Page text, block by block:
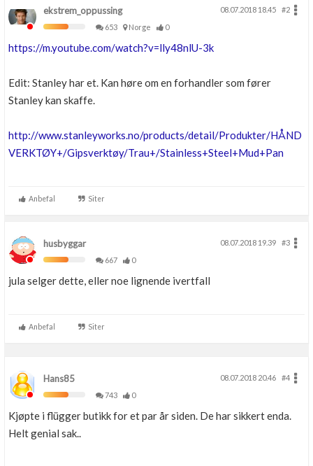
ekstrem_oppussing 08.07.2018 18.45
#2
653
Norge 0
https://m.youtube.com/watch?v=lly48nlU-3k
Edit: Stanley har et. Kan høre om en forhandler som fører
Stanley kan skaffe.
http://www.stanleyworks.no/products/detail/Produkter/HÅND
VERKTØY+/Gipsverktøy/Trau+/Stainless+Steel+Mud+Pan
Anbefal Siter
husbyggar 08.07.2018 19.39
#3
667
0
jula selger dette, eller noe lignende ivertfall
Anbefal Siter
Hans85 08.07.2018 20.46
#4
743
0
Kjøpte i flügger butikk for et par år siden. De har sikkert enda.
Helt genial sak..